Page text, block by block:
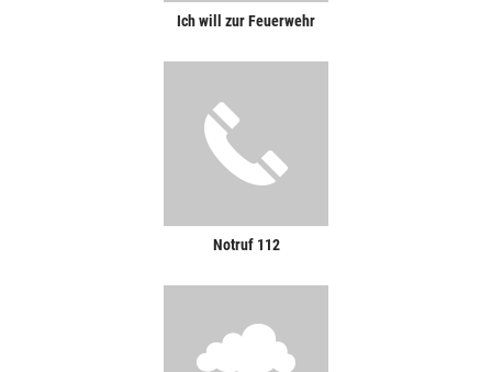
Ich will zur Feuerwehr
Notruf 112